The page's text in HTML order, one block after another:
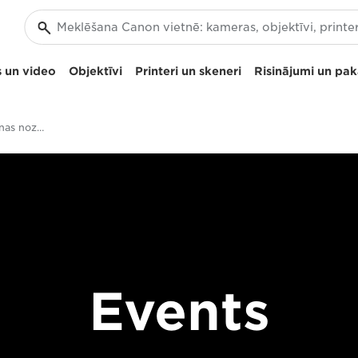
un video Objektīvi Printeri un skeneri Risinājumi un
Notikumi fotografēšanas nozarē
Events